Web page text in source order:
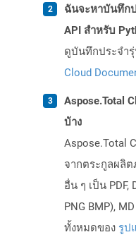
ฉันจะหาบันทึกป
API สำหรับ
ดูบันทึกประจำ
Cloud
Aspose.Total
บ้าง
Aspose.Total
จากตระกูลผลิ
อื่น ๆ เป็น PDF,
PNG BMP),
ทั้งหมดของ รูป